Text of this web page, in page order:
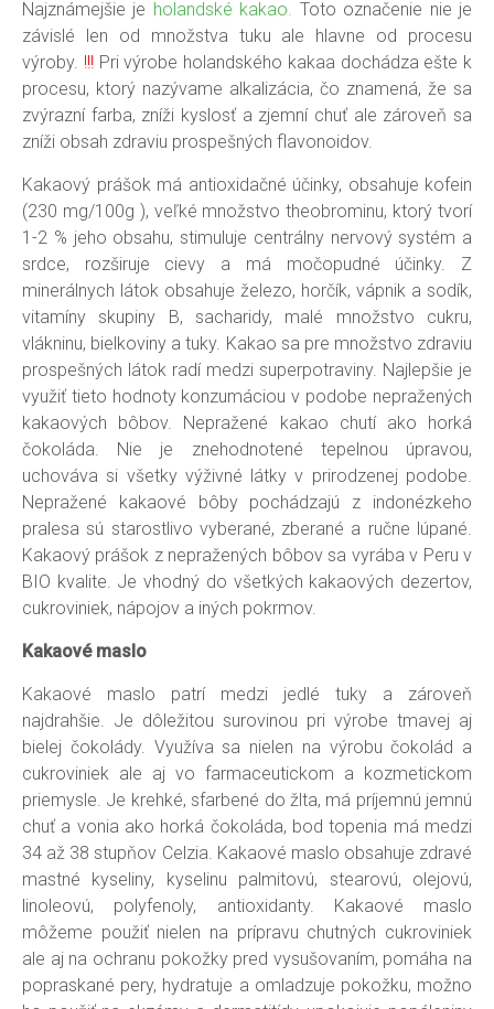
Najznámejšie je holandské kakao. Toto označenie nie je
závislé len od množstva tuku ale hlavne od procesu
výroby. !!!Pri výrobe holandského kakaa dochádza ešte k
procesu, ktorý nazývame alkalizácia, čo znamená, že sa
zvýrazní farba, zníži kyslosť a zjemní chuť ale zároveň sa
zníži obsah zdraviu prospešných flavonoidov.
Kakaový prášok má antioxidačné účinky, obsahuje kofein
(230 mg/100g ), veľké množstvo theobrominu, ktorý tvorí
1-2 % jeho obsahu, stimuluje centrálny nervový systém a
srdce, rozširuje cievy a má močopudné účinky. Z
minerálnych látok obsahuje železo, horčík, vápnik a sodík,
vitamíny skupiny B, sacharidy, malé množstvo cukru,
vlákninu, bielkoviny a tuky. Kakao sa pre množstvo zdraviu
prospešných látok radí medzi superpotraviny. Najlepšie je
využiť tieto hodnoty konzumáciou v podobe nepražených
kakaových bôbov. Nepražené kakao chutí ako horká
čokoláda. Nie je znehodnotené tepelnou úpravou,
uchováva si všetky výživné látky v prirodzenej podobe.
Nepražené kakaové bôby pochádzajú z indonézkeho
pralesa sú starostlivo vyberané, zberané a ručne lúpané.
Kakaový prášok z nepražených bôbov sa vyrába v Peru v
BIO kvalite. Je vhodný do všetkých kakaových dezertov,
cukroviniek, nápojov a iných pokrmov.
Kakaové maslo
Kakaové maslo patrí medzi jedlé tuky a zároveň
najdrahšie. Je dôležitou surovinou pri výrobe tmavej aj
bielej čokolády. Využíva sa nielen na výrobu čokolád a
cukroviniek ale aj vo farmaceutickom a kozmetickom
priemysle. Je krehké, sfarbené do žlta, má príjemnú jemnú
chuť a vonia ako horká čokoláda, bod topenia má medzi
34 až 38 stupňov Celzia. Kakaové maslo obsahuje zdravé
mastné kyseliny, kyselinu palmitovú, stearovú, olejovú,
linoleovú, polyfenoly, antioxidanty. Kakaové maslo
môžeme použiť nielen na prípravu chutných cukroviniek
ale aj na ochranu pokožky pred vysušovaním, pomáha na
popraskané pery, hydratuje a omladzuje pokožku, možno